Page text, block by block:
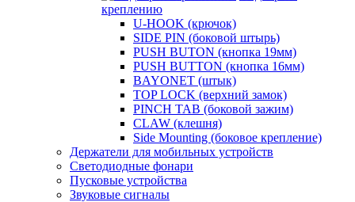
креплению
U-HOOK (крючок)
SIDE PIN (боковой штырь)
PUSH BUTON (кнопка 19мм)
PUSH BUTTON (кнопка 16мм)
BAYONET (штык)
TOP LOCK (верхний замок)
PINCH TAB (боковой зажим)
CLAW (клешня)
Side Mounting (боковое крепление)
Держатели для мобильных устройств
Светодиодные фонари
Пусковые устройства
Звуковые сигналы